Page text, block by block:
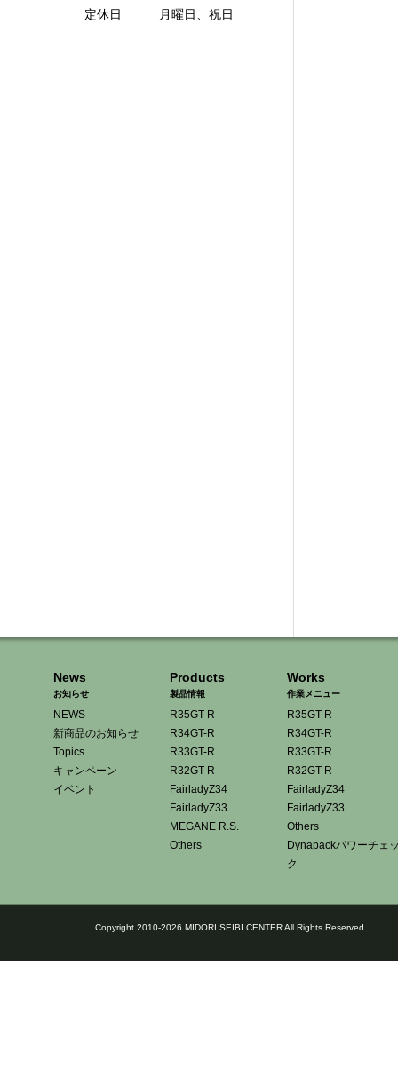
定休日 月曜日、祝日
News
お知らせ
NEWS
新商品のお知らせ
Topics
キャンペーン
イベント
Products
製品情報
R35GT-R
R34GT-R
R33GT-R
R32GT-R
FairladyZ34
FairladyZ33
MEGANE R.S.
Others
Works
作業メニュー
R35GT-R
R34GT-R
R33GT-R
R32GT-R
FairladyZ34
FairladyZ33
Others
Dynapackパワーチェ
ク
Copyright 2010-2026 MIDORI SEIBI CENTER All Rights Reserved.